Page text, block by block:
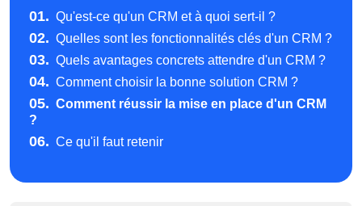
01. Qu'est-ce qu'un CRM et à quoi sert-il ?
02. Quelles sont les fonctionnalités clés d'un CRM ?
03. Quels avantages concrets attendre d'un CRM ?
04. Comment choisir la bonne solution CRM ?
05. Comment réussir la mise en place d'un CRM
?
06. Ce qu'il faut retenir